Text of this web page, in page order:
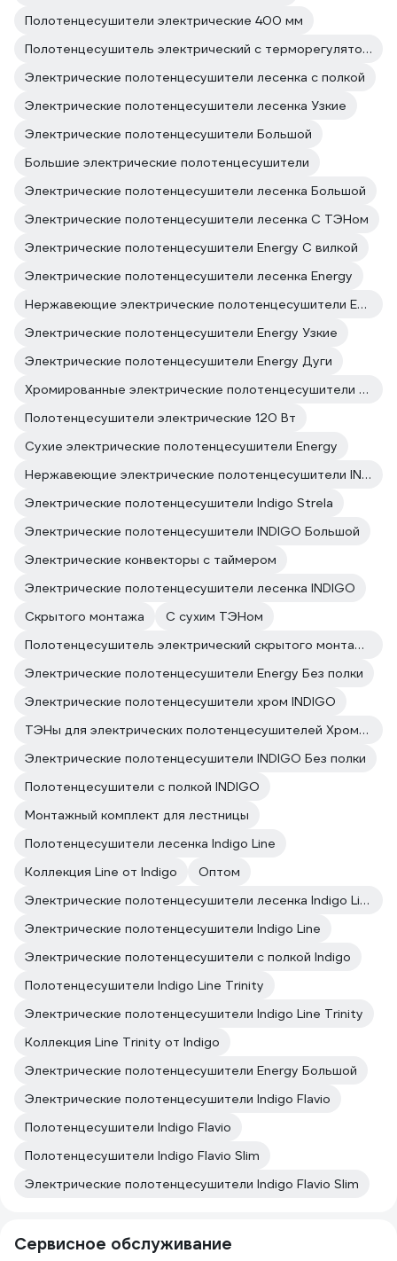
Полотенцесушители электрические 400 мм
Полотенцесушитель электрический с терморегулятором 400
Электрические полотенцесушители лесенка с полкой
Электрические полотенцесушители лесенка Узкие
Электрические полотенцесушители Большой
Большие электрические полотенцесушители
Электрические полотенцесушители лесенка Большой
Электрические полотенцесушители лесенка С ТЭНом
Электрические полотенцесушители Energy С вилкой
Электрические полотенцесушители лесенка Energy
Нержавеющие электрические полотенцесушители Energy
Электрические полотенцесушители Energy Узкие
Электрические полотенцесушители Energy Дуги
Хромированные электрические полотенцесушители Energy
Полотенцесушители электрические 120 Вт
Сухие электрические полотенцесушители Energy
Нержавеющие электрические полотенцесушители INDIGO
Электрические полотенцесушители Indigo Strela
Электрические полотенцесушители INDIGO Большой
Электрические конвекторы с таймером
Электрические полотенцесушители лесенка INDIGO
Скрытого монтажа
С сухим ТЭНом
Полотенцесушитель электрический скрытого монтажа INDIGO
Электрические полотенцесушители Energy Без полки
Электрические полотенцесушители хром INDIGO
ТЭНы для электрических полотенцесушителей Хромированные
Электрические полотенцесушители INDIGO Без полки
Полотенцесушители с полкой INDIGO
Монтажный комплект для лестницы
Полотенцесушители лесенка Indigo Line
Коллекция Line от Indigo
Оптом
Электрические полотенцесушители лесенка Indigo Line
Электрические полотенцесушители Indigo Line
Электрические полотенцесушители с полкой Indigo
Полотенцесушители Indigo Line Trinity
Электрические полотенцесушители Indigo Line Trinity
Коллекция Line Trinity от Indigo
Электрические полотенцесушители Energy Большой
Электрические полотенцесушители Indigo Flavio
Полотенцесушители Indigo Flavio
Полотенцесушители Indigo Flavio Slim
Электрические полотенцесушители Indigo Flavio Slim
Сервисное обслуживание